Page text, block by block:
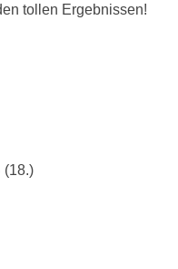
tollen Ergebnissen!
(18.)